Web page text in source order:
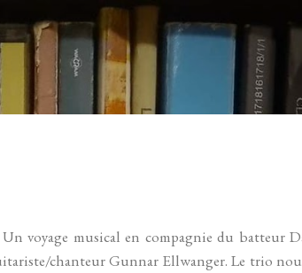
principal
Un voyage musical en compagnie du batteur
chanteur Gunnar Ellwanger. Le trio